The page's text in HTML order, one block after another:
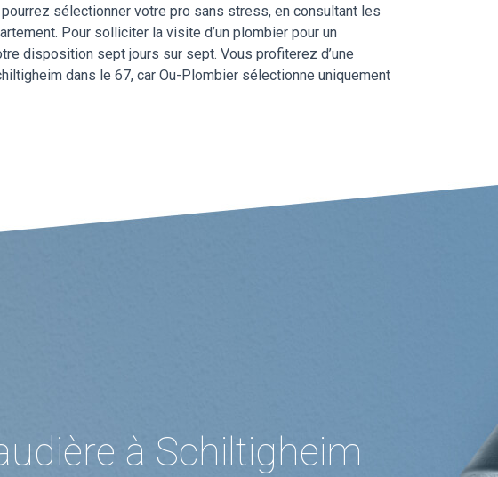
sélectionner votre pro sans stress, en consultant les
Pour solliciter la visite d’un plombier pour un
disposition sept jours sur sept. Vous profiterez d’une
dans le 67, car Ou-Plombier sélectionne uniquement
à Schiltigheim